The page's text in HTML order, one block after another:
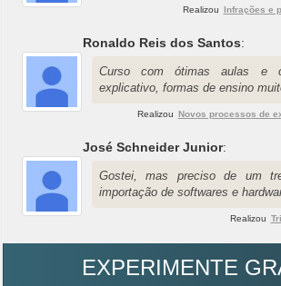
Realizou Infrações e
Ronaldo Reis dos Santos:
Curso com ótimas aulas e
explicativo, formas de ensino
Realizou Novos processos de
José Schneider Junior:
Gostei, mas preciso de um
importação de softwares e
Realizou
EXPERIMENTE